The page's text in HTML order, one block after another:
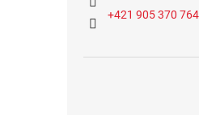
+421 905 370 764